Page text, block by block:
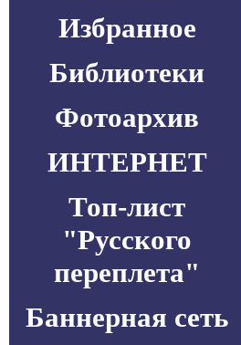
Избранное
Библиотеки
Фотоархив
ИНТЕРНЕТ
Топ-лист
"Русского
переплета"
Баннерная сеть